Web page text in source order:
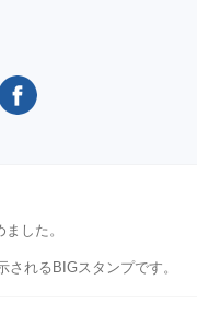
した。
れるBIGスタンプです。